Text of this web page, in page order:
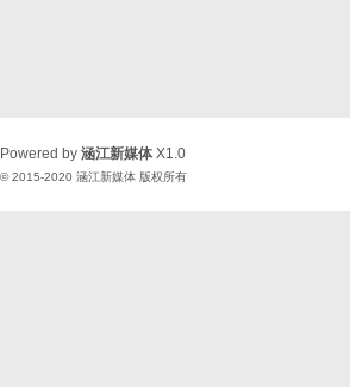
Powered by 涵江新媒体 X1.0
© 2015-2020 涵江新媒体 版权所有